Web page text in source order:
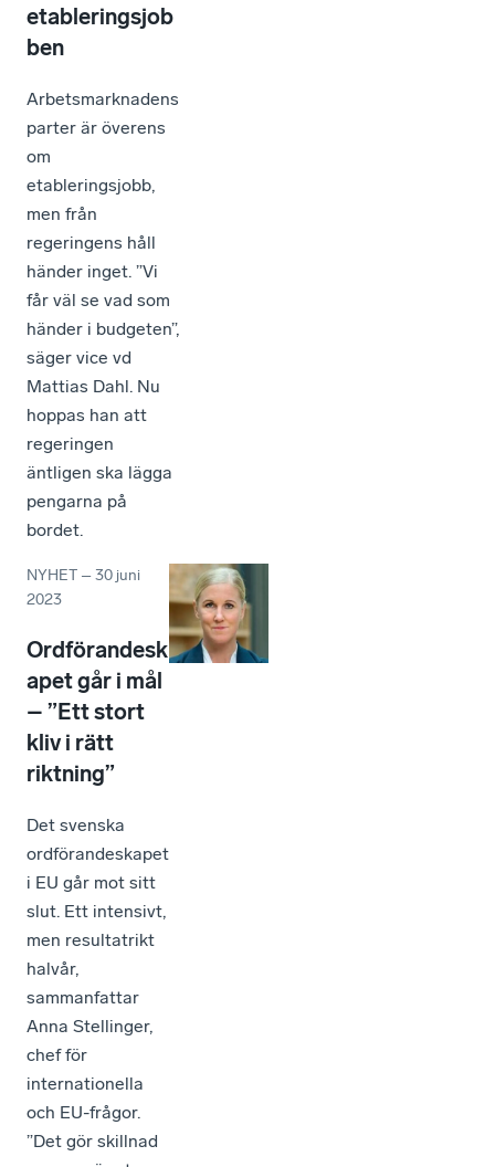
etableringsjob
ben
Arbetsmarknadens
parter är överens
om
etableringsjobb,
men från
regeringens håll
händer inget. ”Vi
får väl se vad som
händer i budgeten”,
säger vice vd
Mattias Dahl. Nu
hoppas han att
regeringen
äntligen ska lägga
pengarna på
bordet.
NYHET –30 juni
2023
Ordförandesk
apet går i mål
– ”Ett stort
kliv i rätt
riktning”
Det svenska
ordförandeskapet
i EU går mot sitt
slut. Ett intensivt,
men resultatrikt
halvår,
sammanfattar
Anna Stellinger,
chef för
internationella
och EU-frågor.
”Det gör skillnad